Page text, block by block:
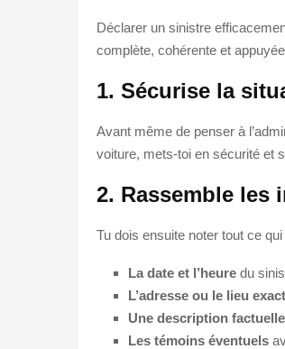
Déclarer un sinistre
complète, cohérente et
1. Sécurise la
Avant même de penser à
voiture, mets-toi en sécurité et
2. Rassemble les
Tu dois ensuite noter tout ce
La date et l’heure du
L’adresse ou le lieu exact
Une description factuelle
Les témoins éventuels